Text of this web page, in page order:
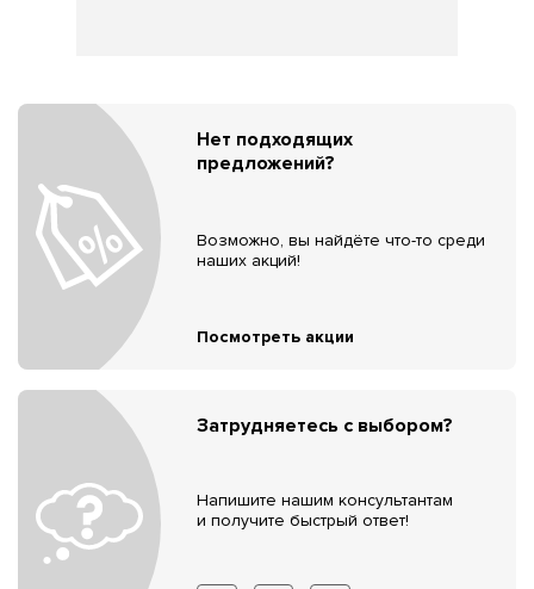
Нет подходящих
предложений?
Возможно, вы найдёте что-то среди
наших акций!
Посмотреть акции
Затрудняетесь с выбором?
Напишите нашим консультантам
и получите быстрый ответ!